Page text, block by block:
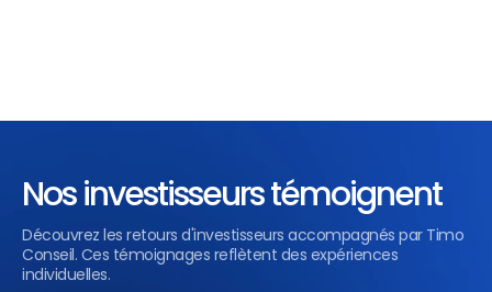
Nos investisseurs témoignent
Découvrez les retours d'investisseurs accompagnés par Timo
Conseil. Ces témoignages reflètent des expériences
individuelles.